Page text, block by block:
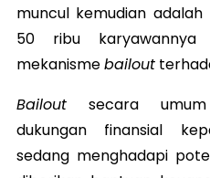
muncul kemudian
50 ribu karyawannya
mekanismebailout
Bailout secara
dukungan finansial
sedang menghadapi